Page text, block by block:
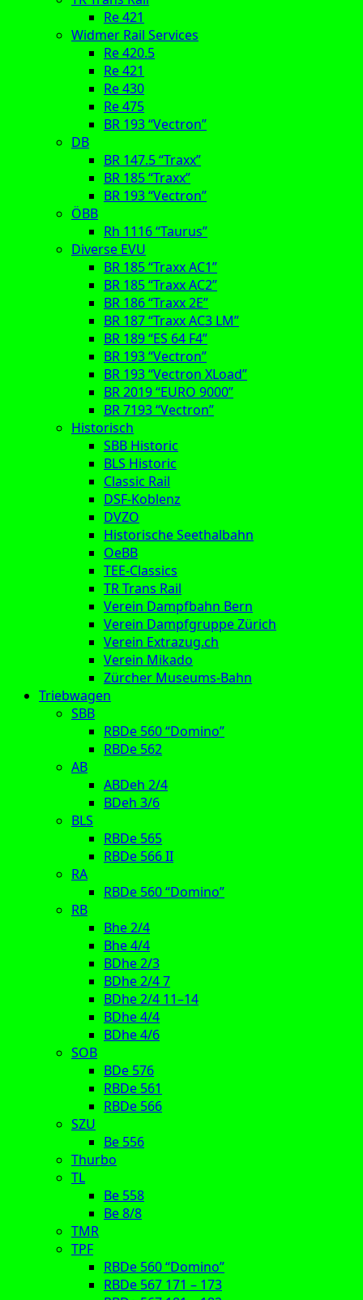
Re 421
Widmer Rail Services
Re 420.5
Re 421
Re 430
Re 475
BR 193 “Vectron”
DB
BR 147.5 “Traxx”
BR 185 “Traxx”
BR 193 “Vectron”
ÖBB
Rh 1116 “Taurus”
Diverse EVU
BR 185 “Traxx AC1”
BR 185 “Traxx AC2”
BR 186 “Traxx 2E”
BR 187 “Traxx AC3 LM”
BR 189 “ES 64 F4”
BR 193 “Vectron”
BR 193 “Vectron XLoad”
BR 2019 “EURO 9000”
BR 7193 “Vectron”
Historisch
SBB Historic
BLS Historic
Classic Rail
DSF-Koblenz
DVZO
Historische Seethalbahn
OeBB
TEE-Classics
TR Trans Rail
Verein Dampfbahn Bern
Verein Dampfgruppe Zürich
Verein Extrazug.ch
Verein Mikado
Zürcher Museums-Bahn
Triebwagen
SBB
RBDe 560 “Domino”
RBDe 562
AB
ABDeh 2/4
BDeh 3/6
BLS
RBDe 565
RBDe 566 II
RA
RBDe 560 “Domino”
RB
Bhe 2/4
Bhe 4/4
BDhe 2/3
BDhe 2/4 7
BDhe 2/4 11–14
BDhe 4/4
BDhe 4/6
SOB
BDe 576
RBDe 561
RBDe 566
SZU
Be 556
Thurbo
TL
Be 558
Be 8/8
TMR
TPF
RBDe 560 “Domino”
RBDe 567 171 – 173